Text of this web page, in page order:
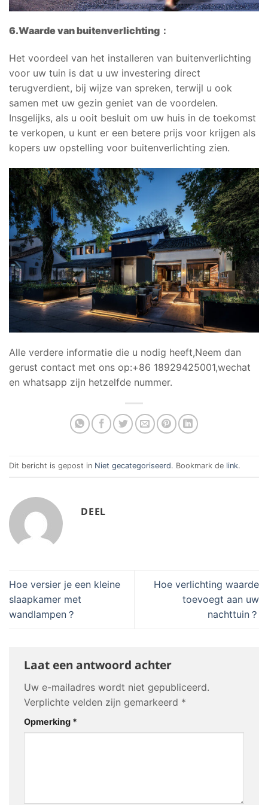
6.Waarde van buitenverlichting ：
Het voordeel van het installeren van buitenverlichting
voor uw tuin is dat u uw investering direct
terugverdient, bij wijze van spreken, terwijl u ook
samen met uw gezin geniet van de voordelen.
Insgelijks, als u ooit besluit om uw huis in de toekomst
te verkopen, u kunt er een betere prijs voor krijgen als
kopers uw opstelling voor buitenverlichting zien.
Alle verdere informatie die u nodig heeft,Neem dan
gerust contact met ons op:+86 18929425001,wechat
en whatsapp zijn hetzelfde nummer.
Dit bericht is gepost in Niet gecategoriseerd. Bookmark de link.
DEEL
Hoe versier je een kleine
slaapkamer met
wandlampen？
Hoe verlichting waarde
toevoegt aan uw
nachttuin？
Laat een antwoord achter
Uw e-mailadres wordt niet gepubliceerd.
Verplichte velden zijn gemarkeerd *
Opmerking *